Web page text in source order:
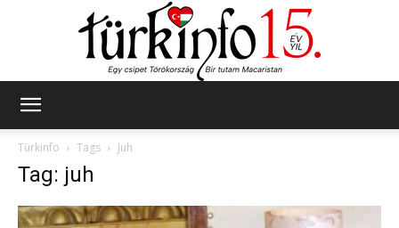
Türkinfo
Tags Juh
Tag: juh